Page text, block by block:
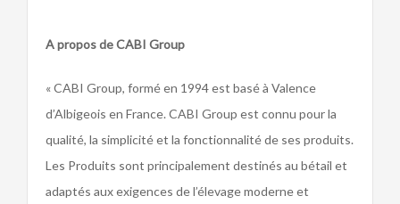
A propos de CABI Group
« CABI Group, formé en 1994 est basé à Valence
d’Albigeois en France. CABI Group est connu pour la
qualité, la simplicité et la fonctionnalité de ses produits.
Les Produits sont principalement destinés au bétail et
adaptés aux exigences de l’élevage moderne et